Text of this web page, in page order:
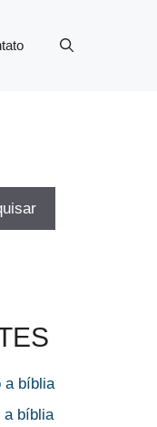
a bíblia
a bíblia